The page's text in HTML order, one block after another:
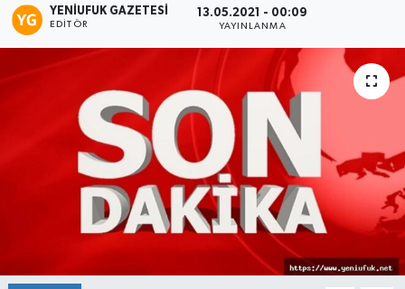
YENIUFUK GAZETESI
EDITÖR
13.05.2021 - 00:09
YAYINLANMA
Haber Arşivi